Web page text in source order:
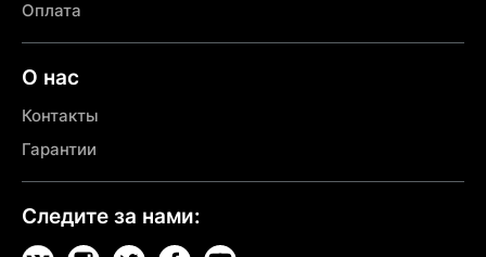
Оплата
О нас
Контакты
Гарантии
Следите за нами: